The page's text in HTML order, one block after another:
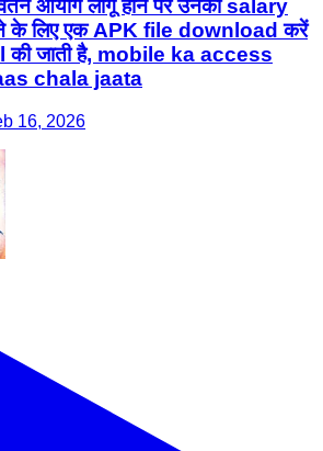
वेतन आयोग लागू होने पर उनकी salary
के लिए एक APK file download करें
जाती है, mobile ka access
chala jaata
16, 2026